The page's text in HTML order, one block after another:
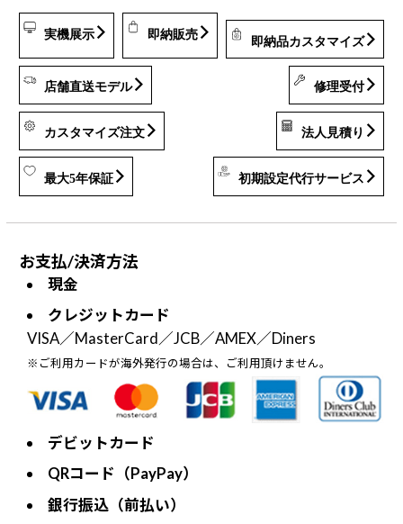
実機展示 即納販売
即納品カスタマイズ
店舗直送モデル 修理受付
カスタマイズ注文 法人見積り
最大5年保証 初期設定代行サービス
お支払/決済方法
現金
クレジットカード
VISA／MasterCard／JCB／AMEX／Diners
※ご利用カードが海外発行の場合は、ご利用頂けません。
デビットカード
QRコード（PayPay）
銀行振込（前払い）